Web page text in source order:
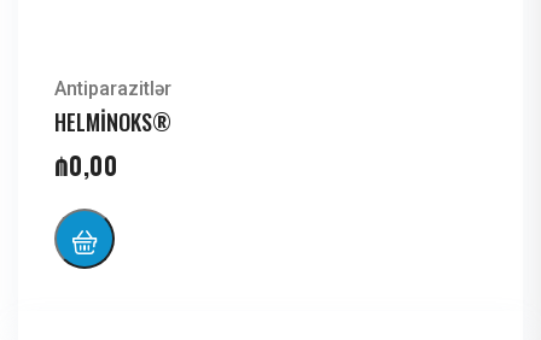
Antiparazitlər
HELMİNOKS®
₼0,00